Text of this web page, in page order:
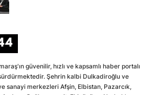
güvenilir, hızlı ve kapsamlı haber portalı
Şehrin kalbi Dulkadiroğlu ve
sanayi merkezleri Afşin, Elbistan, Pazarcık,